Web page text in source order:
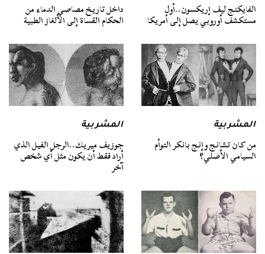
الفايكنج ليف إريكسون..أول
مستكشف أوروبي يصل إلى أمريكا
داخل تاريخ مصاصي الدماء من
الحكام القساة إلى الألغاز الطبية
المشربية
من كان تشانج وإنج بانكر التوأم
السيامي الأصلي؟
المشربية
جوزيف ميريك..الرجل الفيل الذي
أراد فقط أن يكون مثل أي شخص
آخر